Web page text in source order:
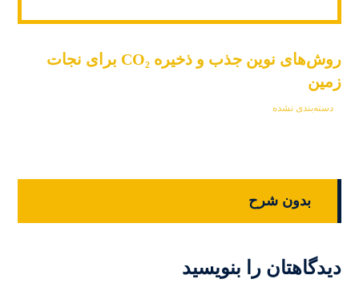
روش‌های نوین جذب و ذخیره CO₂ برای نجات
زمین
دسته‌بندی نشده
بدون شرح
دیدگاهتان را بنویسید